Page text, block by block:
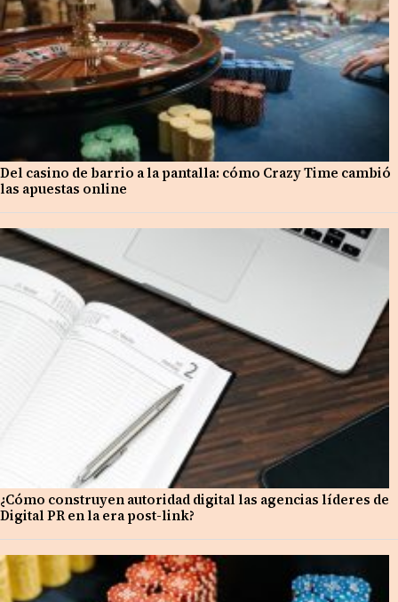
Del casino de barrio a la pantalla: cómo Crazy Time cambió
las apuestas online
¿Cómo construyen autoridad digital las agencias líderes de
Digital PR en la era post-link?